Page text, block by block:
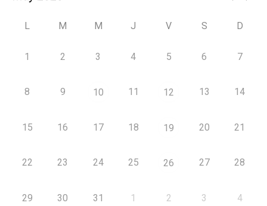
L M M J V S D
1 2 3 4 5 6 7
8 9 10 11 12 13 14
15 16 17 18 19 20 21
22 23 24 25 26 27 28
29 30 31 1 2 3 4